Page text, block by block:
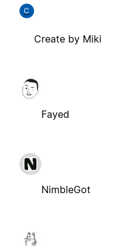
C
Create by Miki
Fayed
NimbleGot